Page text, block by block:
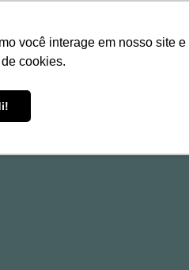
você interage em nosso site
cookies.